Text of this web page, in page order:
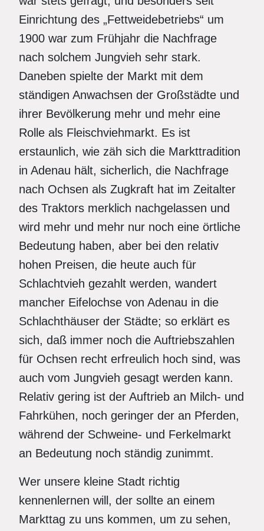
Einrichtung des „Fettweidebetriebs“ um
1900 war zum Frühjahr die Nachfrage
nach solchem Jungvieh sehr stark.
Daneben spielte der Markt mit dem
ständigen Anwachsen der Großstädte und
ihrer Bevölkerung mehr und mehr eine
Rolle als Fleischviehmarkt. Es ist
erstaunlich, wie zäh sich die Markttradition
in Adenau hält, sicherlich, die Nachfrage
nach Ochsen als Zugkraft hat im Zeitalter
des Traktors merklich nachgelassen und
wird mehr und mehr nur noch eine örtliche
Bedeutung haben, aber bei den relativ
hohen Preisen, die heute auch für
Schlachtvieh gezahlt werden, wandert
mancher Eifelochse von Adenau in die
Schlachthäuser der Städte; so erklärt es
sich, daß immer noch die Auftriebszahlen
für Ochsen recht erfreulich hoch sind, was
auch vom Jungvieh gesagt werden kann.
Relativ gering ist der Auftrieb an Milch- und
Fahrkühen, noch geringer der an Pferden,
während der Schweine- und Ferkelmarkt
an Bedeutung noch ständig zunimmt.
Wer unsere kleine Stadt richtig
kennenlernen will, der sollte an einem
Markttag zu uns kommen, um zu sehen,